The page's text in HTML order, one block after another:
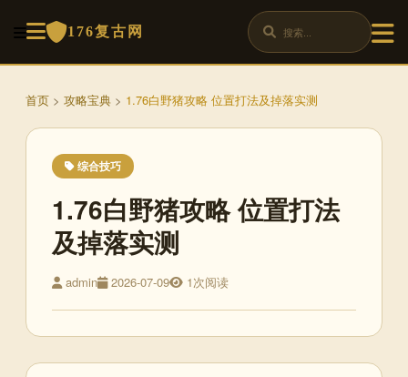
176复古网
首页 > 攻略宝典 > 1.76白野猪攻略 位置打法及掉落实测
综合技巧
1.76白野猪攻略 位置打法
及掉落实测
admin 2026-07-09 1次阅读